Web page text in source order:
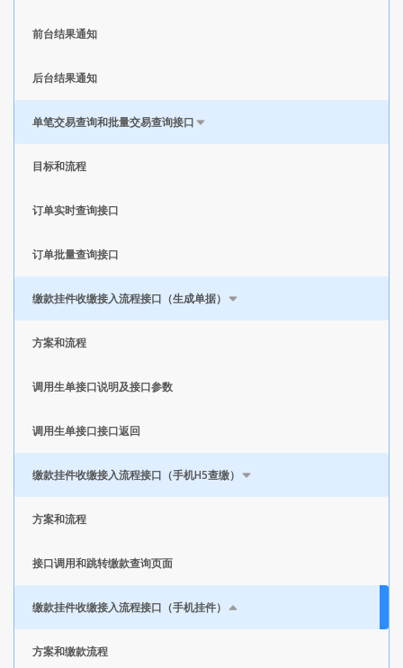
前台结果通知
后台结果通知
单笔交易查询和批量交易查询接口
目标和流程
订单实时查询接口
订单批量查询接口
缴款挂件收缴接入流程接口（生成单据）
方案和流程
调用生单接口说明及接口参数
调用生单接口接口返回
缴款挂件收缴接入流程接口（手机H5查缴）
方案和流程
接口调用和跳转缴款查询页面
缴款挂件收缴接入流程接口（手机挂件）
方案和缴款流程